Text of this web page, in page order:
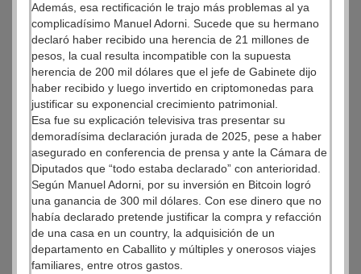
Además, esa rectificación le trajo más problemas al ya
complicadísimo Manuel Adorni. Sucede que su hermano
declaró haber recibido una herencia de 21 millones de
pesos, la cual resulta incompatible con la supuesta
herencia de 200 mil dólares que el jefe de Gabinete dijo
haber recibido y luego invertido en criptomonedas para
justificar su exponencial crecimiento patrimonial.
Esa fue su explicación televisiva tras presentar su
demoradísima declaración jurada de 2025, pese a haber
asegurado en conferencia de prensa y ante la Cámara de
Diputados que “todo estaba declarado” con anterioridad.
Según Manuel Adorni, por su inversión en Bitcoin logró
una ganancia de 300 mil dólares. Con ese dinero que no
había declarado pretende justificar la compra y refacción
de una casa en un country, la adquisición de un
departamento en Caballito y múltiples y onerosos viajes
familiares, entre otros gastos.